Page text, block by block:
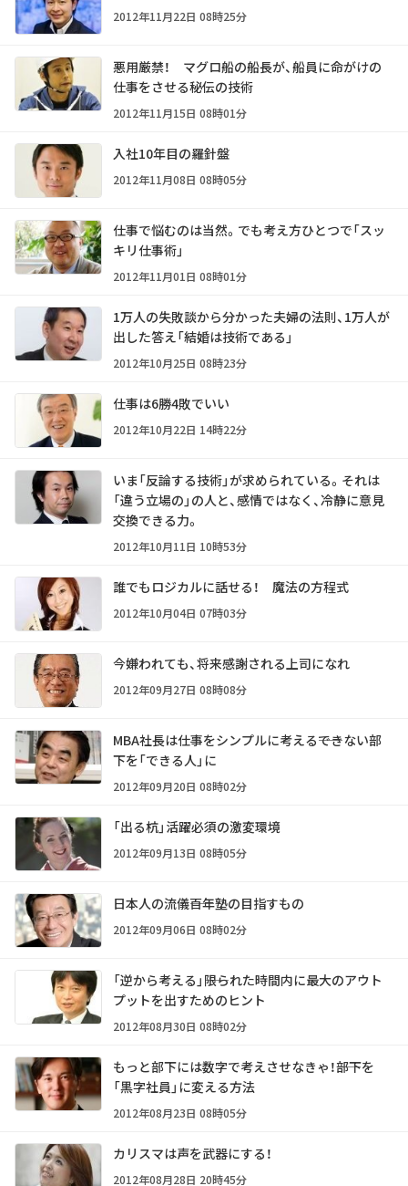
2012年11月22日 08時25分
悪用厳禁！ マグロ船の船長が、船員に命がけの
仕事をさせる秘伝の技術
2012年11月15日 08時01分
入社10年目の羅針盤
2012年11月08日 08時05分
仕事で悩むのは当然。でも考え方ひとつで「スッ
キリ仕事術」
2012年11月01日 08時01分
1万人の失敗談から分かった夫婦の法則、1万人が
出した答え「結婚は技術である」
2012年10月25日 08時23分
仕事は6勝4敗でいい
2012年10月22日 14時22分
いま「反論する技術」が求められている。それは
「違う立場の」の人と、感情ではなく、冷静に意見
交換できる力。
2012年10月11日 10時53分
誰でもロジカルに話せる！ 魔法の方程式
2012年10月04日 07時03分
今嫌われても、将来感謝される上司になれ
2012年09月27日 08時08分
MBA社長は仕事をシンプルに考える――できない部
下を「できる人」に
2012年09月20日 08時02分
「出る杭」活躍必須の激変環境
2012年09月13日 08時05分
日本人の流儀――百年塾の目指すもの
2012年09月06日 08時02分
「逆から考える」――限られた時間内に最大のアウト
プットを出すためのヒント
2012年08月30日 08時02分
もっと部下には数字で考えさせなきゃ！――部下を
「黒字社員」に変える方法
2012年08月23日 08時05分
カリスマは声を武器にする！
2012年08月28日 20時45分